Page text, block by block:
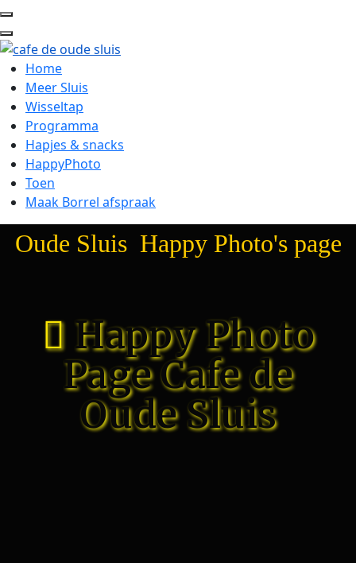
Home
Meer Sluis
Wisseltap
Programma
Hapjes & snacks
HappyPhoto
Toen
Maak Borrel afspraak
Oude Sluis Happy Photo's page
Happy Photo
Page Cafe de
Oude Sluis